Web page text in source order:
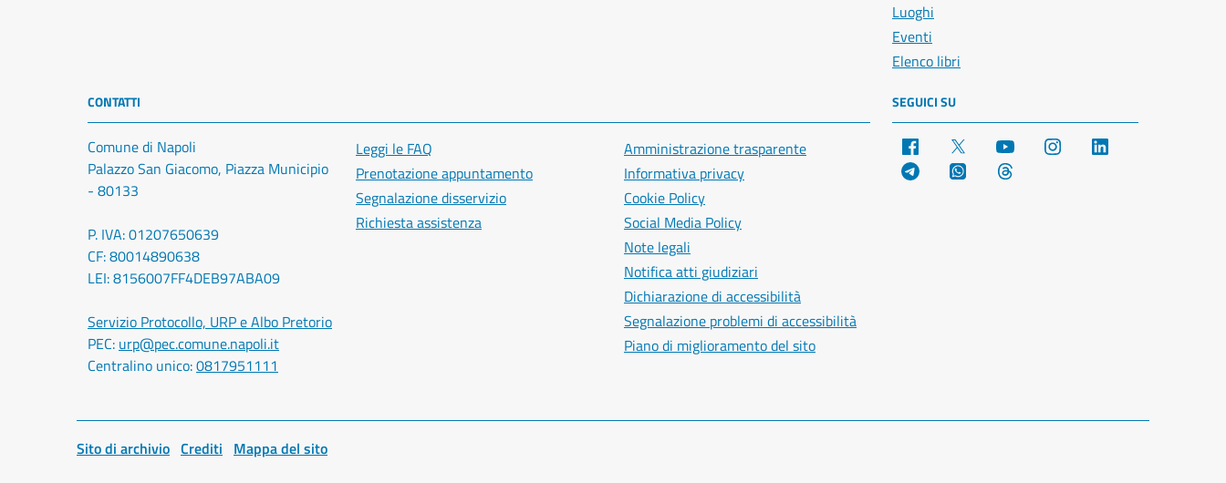
Luoghi
Eventi
Elenco libri
CONTATTI
Comune di Napoli
Palazzo San Giacomo, Piazza Municipio
- 80133
P. IVA: 01207650639
CF: 80014890638
LEI: 8156007FF4DEB97ABA09
Servizio Protocollo, URP e Albo Pretorio
PEC: urp@pec.comune.napoli.it
Centralino unico:0817951111
Leggi le FAQ
Prenotazione appuntamento
Segnalazione disservizio
Richiesta assistenza
Amministrazione trasparente
Informativa privacy
Cookie Policy
Social Media Policy
Note legali
Notifica atti giudiziari
Dichiarazione di accessibilità
Segnalazione problemi di accessibilità
Piano di miglioramento del sito
SEGUICI SU
Facebook YouTube Instagram
Telegram WhatsApp
Sito di archivio Crediti Mappa del sito